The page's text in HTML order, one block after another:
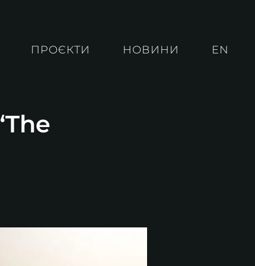
ПРОЄКТИ НОВИНИ EN